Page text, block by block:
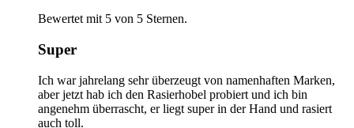
Bewertet mit 5 von 5 Sternen.
Super
Ich war jahrelang sehr überzeugt von namenhaften Marken,
aber jetzt hab ich den Rasierhobel probiert und ich bin
angenehm überrascht, er liegt super in der Hand und rasiert
auch toll.